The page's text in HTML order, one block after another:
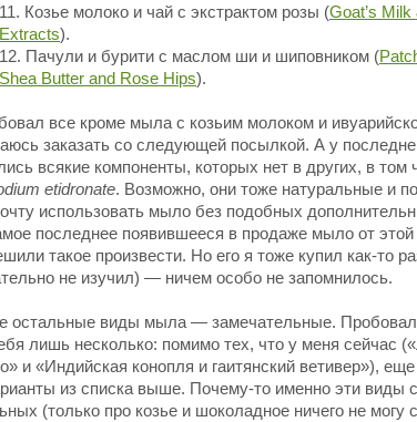
Козье молоко и чай с экстрактом розы (Goat’s
Extracts).
Пачули и бурити с маслом ши и шиповником (
Shea Butter and Rose Hips).
все кроме мыла с козьим молоком и
заказать со следующей посылкой. А у
всякие компоненты, которых нет в других, в том
etidronate. Возможно, они тоже натуральные и
использовать мыло без подобных
последнее появившееся в продаже мыло от
такое произвести. Но его я тоже купил как-то
не изучил) — ничем особо не запомнилось.
остальные виды мыла — замечательные. Пробовал
лишь несколько: помимо тех, что у меня сейчас
и «Индийская конопля и гаитянский ветивер»),
из списка выше. Почему-то именно эти виды
(только про козье и шоколадное ничего не могу